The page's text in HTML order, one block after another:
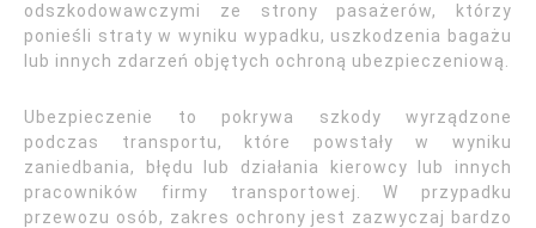
odszkodowawczymi ze strony pasażerów, którzy
ponieśli straty w wyniku wypadku, uszkodzenia bagażu
lub innych zdarzeń objętych ochroną ubezpieczeniową.
Ubezpieczenie to pokrywa szkody wyrządzone
podczas transportu, które powstały w wyniku
zaniedbania, błędu lub działania kierowcy lub innych
pracowników firmy transportowej. W przypadku
przewozu osób, zakres ochrony jest zazwyczaj bardzo